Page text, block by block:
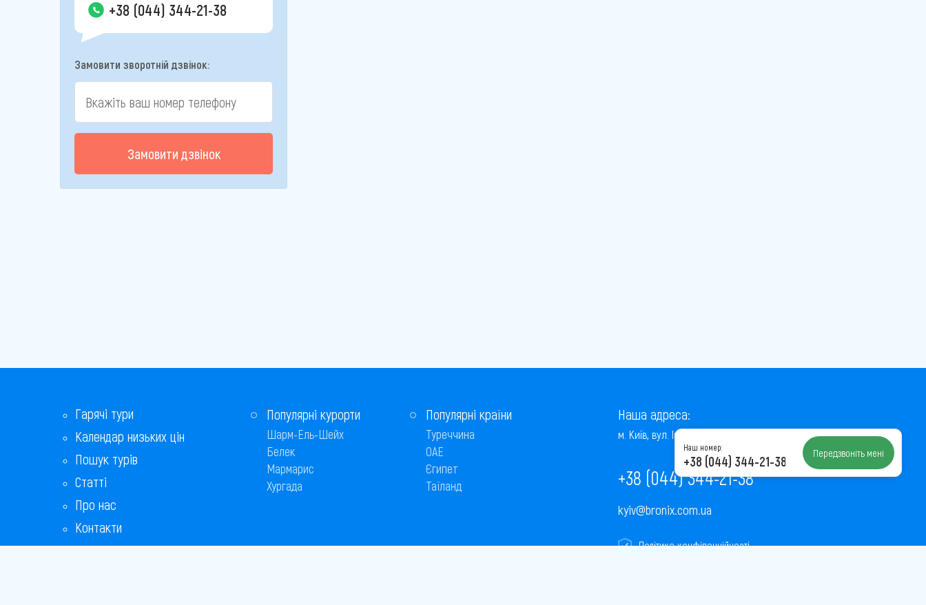
+38 (044) 344-21-38
Замовити зворотній дзвінок:
Замовити дзвінок
Гарячі тури
Календар низьких цін
Пошук турів
Статті
Про нас
Контакти
Бонусна програма
Популярні курорти
Шарм-Ель-Шейх
Белек
Мармарис
Хургада
Популярні країни
Туреччина
ОАЕ
Єгипет
Таїланд
Наша адреса:
м. Київ, вул. Інститутська, 22/7, оф. 41
+38 (044) 344-21-38
kyiv@bronix.com.ua
Політика конфіденційності
Наш номер:
+38 (044) 344-21-38 Передзвоніть мені